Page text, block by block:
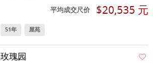
平均成交尺价 $20,535 元
51年 屋苑
玫瑰园